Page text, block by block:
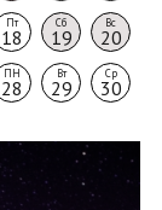
Пт
18
Сб
19
Вс
20
ПН
28
Вт
29
Ср
30